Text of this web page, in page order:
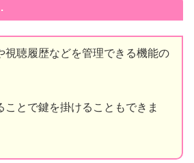
視聴履歴などを管理できる機能の
ことで鍵を掛けることもできま